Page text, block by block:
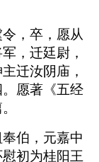
，卒，愿从
，迁廷尉，
迁汝阴庙，
愿著《五经
伯，元嘉中
初为桂阳王